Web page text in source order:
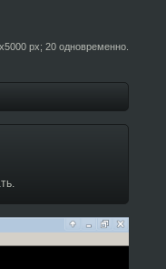
px; 20 одновременно.